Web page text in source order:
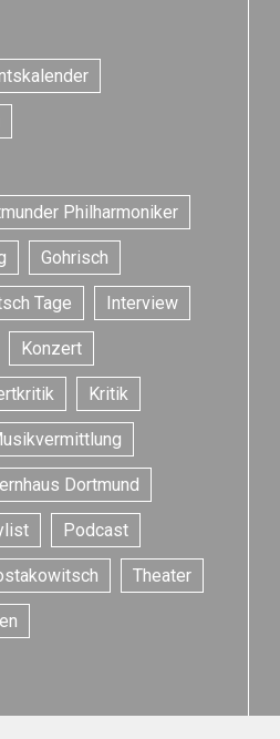
Philharmoniker
Gohrisch
Tage Interview
Konzert
Kritik
Dortmund
Podcast
Theater